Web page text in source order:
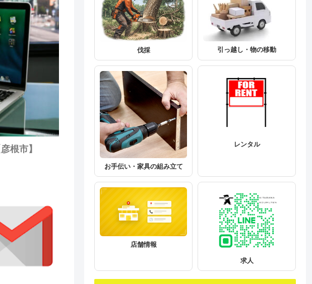
根市】
伐採 引っ越し・物の移動
お手伝い・家具の組み立て
レンタル
店舗情報
求人